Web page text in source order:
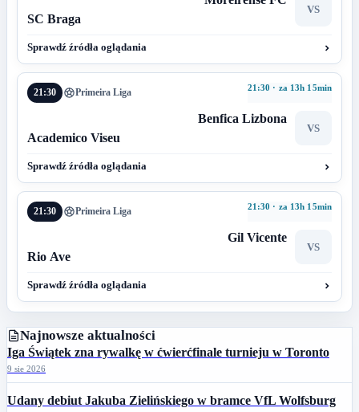
VS
SC Braga
Sprawdź źródła oglądania
21:30 Primeira Liga 21:30 · za 13h 15min
Benfica Lizbona
VS
Academico Viseu
Sprawdź źródła oglądania
21:30 Primeira Liga 21:30 · za 13h 15min
Gil Vicente
VS
Rio Ave
Sprawdź źródła oglądania
Najnowsze aktualności
Iga Świątek zna rywalkę w ćwierćfinale turnieju w Toronto
9 sie 2026
Udany debiut Jakuba Zielińskiego w bramce VfL Wolfsburg